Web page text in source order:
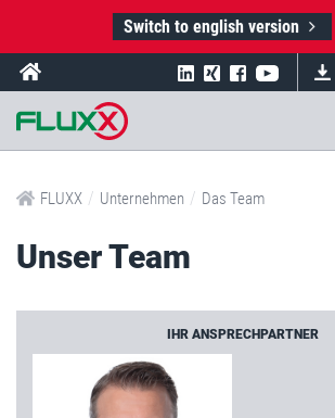
Switch to english version
FLUXX / Unternehmen / Das Team
Unser Team
IHR ANSPRECHPARTNER